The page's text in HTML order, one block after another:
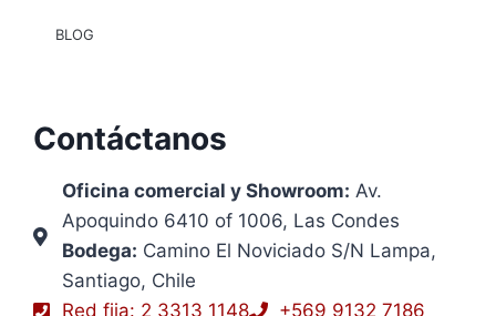
Contáctanos
Oficina comercial y Showroom: Av.
Apoquindo 6410 of 1006, Las Condes
Bodega: Camino El Noviciado S/N Lampa,
Santiago, Chile
Red fija: 2 3313 1148
+569 9132 7186
BLOG